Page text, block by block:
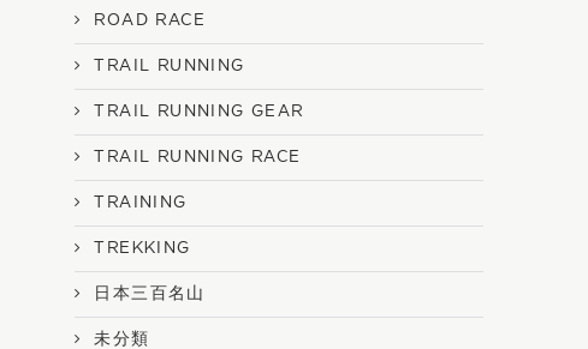
ROAD RACE
TRAIL RUNNING
TRAIL RUNNING GEAR
TRAIL RUNNING RACE
TRAINING
TREKKING
日本三百名山
未分類